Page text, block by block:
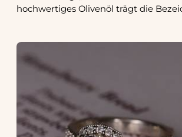
hochwertiges Olivenöl trägt die